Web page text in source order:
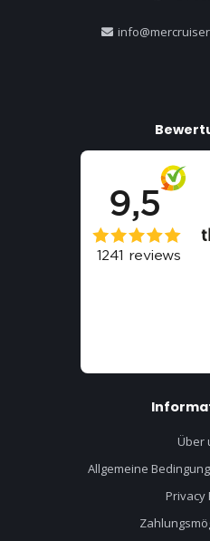
Über
Allgemeine
Privacy